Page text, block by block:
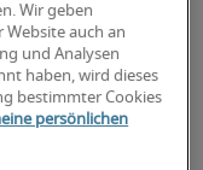
Wir geben
auch an
und Analysen
haben, wird dieses
bestimmter Cookies
persönlichen